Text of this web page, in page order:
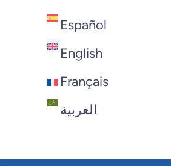
Español
English
Français
العربية